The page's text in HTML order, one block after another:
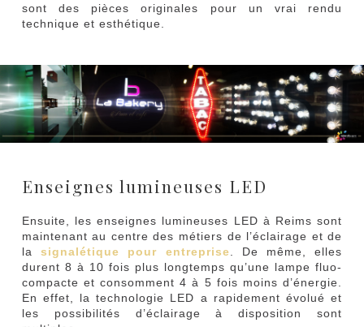
sont des pièces originales pour un vrai rendu
technique et esthétique.
Enseignes lumineuses LED
Ensuite, les enseignes lumineuses LED à Reims sont
maintenant au centre des métiers de l’éclairage et de
lasignalétique pour entreprise . De même, elles
durent 8 à 10 fois plus longtemps qu’une lampe fluo-
compacte et consomment 4 à 5 fois moins d’énergie.
En effet, la technologie LED a rapidement évolué et
les possibilités d’éclairage à disposition sont